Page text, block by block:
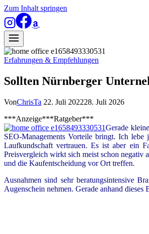
Zum Inhalt springen
Erfahrungen & Empfehlungen
Sollten Nürnberger
VonChrisTa 22. Juli 202228. Juli 2026
***Anzeige***Ratgeber***
Gerade
SEO-Managements Vorteile bringt. Ich
Laufkundschaft vertrauen. Es ist aber ein
Preisvergleich wirkt sich meist schon negativ
und die Kaufentscheidung vor Ort treffen.
Ausnahmen sind sehr beratungsintensive
Augenschein nehmen. Gerade anhand